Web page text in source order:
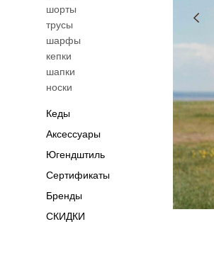
шорты
трусы
шарфы
кепки
шапки
носки
Кеды
Аксессуары
Югендштиль
Сертификаты
Бренды
СКИДКИ